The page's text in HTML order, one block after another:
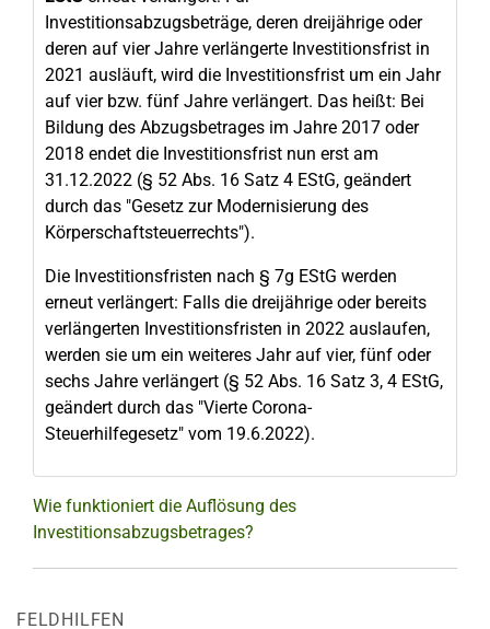
Investitionsabzugsbeträge, deren dreijährige oder
deren auf vier Jahre verlängerte Investitionsfrist in
2021 ausläuft, wird die Investitionsfrist um ein Jahr
auf vier bzw. fünf Jahre verlängert. Das heißt: Bei
Bildung des Abzugsbetrages im Jahre 2017 oder
2018 endet die Investitionsfrist nun erst am
31.12.2022 (§ 52 Abs. 16 Satz 4 EStG, geändert
durch das "Gesetz zur Modernisierung des
Körperschaftsteuerrechts").
Die Investitionsfristen nach § 7g EStG werden
erneut verlängert: Falls die dreijährige oder bereits
verlängerten Investitionsfristen in 2022 auslaufen,
werden sie um ein weiteres Jahr auf vier, fünf oder
sechs Jahre verlängert (§ 52 Abs. 16 Satz 3, 4 EStG,
geändert durch das "Vierte Corona-
Steuerhilfegesetz" vom 19.6.2022).
Wie funktioniert die Auflösung des
Investitionsabzugsbetrages?
FELDHILFEN